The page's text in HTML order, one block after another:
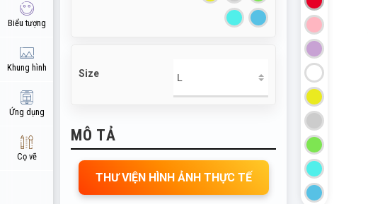
Biểu tượng
Khung hình
Ứng dụng
Cọ vẽ
Size
MÔ TẢ
THƯ VIỆN HÌNH ẢNH THỰC TẾ